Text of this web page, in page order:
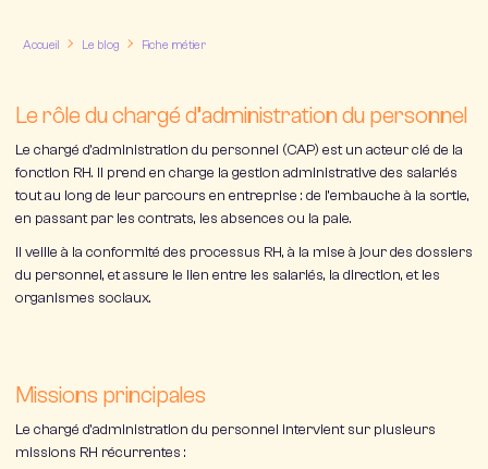
Accueil Le blog Fiche métier
Le rôle du chargé d’administration du personnel
Le chargé d’administration du personnel (CAP) est un acteur clé de la
fonction RH. Il prend en charge la gestion administrative des salariés
tout au long de leur parcours en entreprise : de l’embauche à la sortie,
en passant par les contrats, les absences ou la paie.
Il veille à la conformité des processus RH, à la mise à jour des dossiers
du personnel, et assure le lien entre les salariés, la direction, et les
organismes sociaux.
Missions principales
Le chargé d’administration du personnel intervient sur plusieurs
missions RH récurrentes :